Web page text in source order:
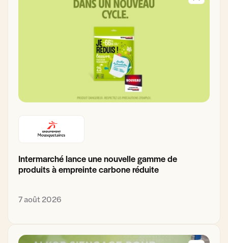
Intermarché lance une nouvelle gamme de
produits à empreinte carbone réduite
7 août 2026